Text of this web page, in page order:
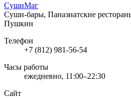
СушиМаг
Суши-бары, Паназиатские
Пушкин
Телефон
+7 (812) 981-56-54
Часы работы
ежедневно, 11:00–22:30
Сайт